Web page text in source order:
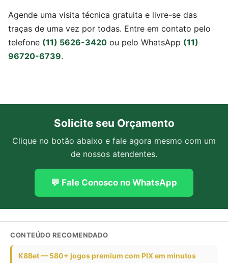
Agende uma visita técnica gratuita e livre-se das
traças de uma vez por todas. Entre em contato pelo
telefone (11) 5626-3420 ou pelo WhatsApp (11)
96720-6739.
Solicite seu Orçamento
Clique no botão abaixo e fale agora mesmo com um
de nossos atendentes.
💬 Fale Conosco no WhatsApp
CONTEÚDO RECOMENDADO
K8Bet — 580+ jogos premium com PIX em minutos